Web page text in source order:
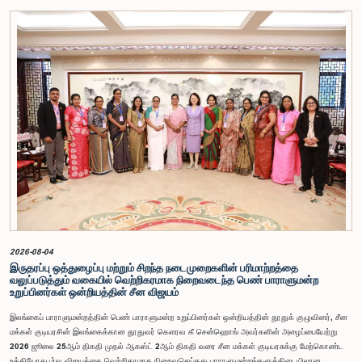
பெறாமலேயே இரு அதிகாரிகளும் குழுவின் நடவடிக்கைகளிலிருந்து வெளியேறினர். இச்சம்பவங்களைத்
தொடர்ந்து, அரசாங்க பொறுப்பு முயற்சிகள் பற்றிய குழுவின் கௌரவ தவிசாளரினால் எழுப்பப்பட்ட
சிறப்புரிமைப் பிரச்சினையினையடுத்து, பாராளுமன்றத்தை அவமதித்தமை தொடர்பான
குற்றச்சாட்டுகளின் பேரில் இரு அதிகாரிகளும் 2026 பெப்ரவரி 17 ஆம் திகதி ஒழுக்கநெறிகள் மற்றும்
சிறப்புரிமைகள் பற்றிய குழுவின் முன்னிலையில் ஆஜராகினர். இந்த நடவடிக்கைகளின் போது, அவர்கள்
தமது நடத்தைக்காக மனப்பூர்வமான மன்னிப்பைக் கோரினர். உரிய பரிசீலனையின் பின்னர்,
அதிகாரிகள் தமது செயல்களின் தீவிரத்தை ஏற்றுக்கொண்டுள்ளார்கள் என்பதையும், பாராளுமன்றக்
குழுக்களின் அதிகாரம், கௌரவம் மற்றும் தாபிக்கப்பட்ட நடைமுறைகளை மதிப்பதன்
முக்கியத்துவத்தைப் புரிந்துள்ளமையை வெளிப்படுத்தியுள்ளனர் என்பதையும் கவனத்திற்கொண்டு,
ஒழுக்கநெறிகள் மற்றும் சிறப்புரிமைகள் பற்றிய குழுவானது அரசாங்க பொறுப்பு முயற்சிகள் பற்றிய
குழுவின் தவிசாளருடன் இணைந்து அவர்களது மன்னிப்பை ஏற்றுக்கொண்டது.பாராளுமன்றக்
குழுக்களின் முன்னிலையில் ஆஜராகும் அனைத்து தனிநபர்களும் மிக உயர்ந்த நடத்தை தரநிலைகளைக்
கடைப்பிடிக்க வேண்டும், நாடாளுமன்ற நடைமுறைகளுக்கு இணங்க வேண்டும் மற்றும் எல்லா
நேரங்களிலும் நாடாளுமன்றத்தின் கண்ணியம் மற்றும் அதிகாரத்தை நிலைநிறுத்த வேண்டும் என்று
இந்தக் குழு வலியுறுத்த விரும்புகிறது.அரசாங்க பொறுப்பு முயற்சிகள் பற்றிய குழுஇலங்கை
பாராளுமன்றம்
2026-08-04
இருதரப்பு ஒத்துழைப்பு மற்றும் சிறந்த நடைமுறைகளின் பரிமாற்றத்தை
வலுப்படுத்தும் வகையில் வெற்றிகரமாக நிறைவடைந்த பெண் பாராளுமன்ற
உறுப்பினர்கள் ஒன்றியத்தின் சீன விஜயம்
இலங்கைப் பாராளுமன்றத்தின் பெண் பாராளுமன்ற உறுப்பினர்கள் ஒன்றியத்தின் தூதுக் குழுவினர், சீன
மக்கள் குடியரசின் இலங்கைக்கான தூதுவர் கௌரவ கீ சென்ஹொங் அவர்களின் அழைப்பையேற்று
2026 ஜூலை 25ஆம் திகதி முதல் ஆகஸ்ட் 2ஆம் திகதி வரை சீன மக்கள் குடியரசுக்கு மேற்கொண்ட